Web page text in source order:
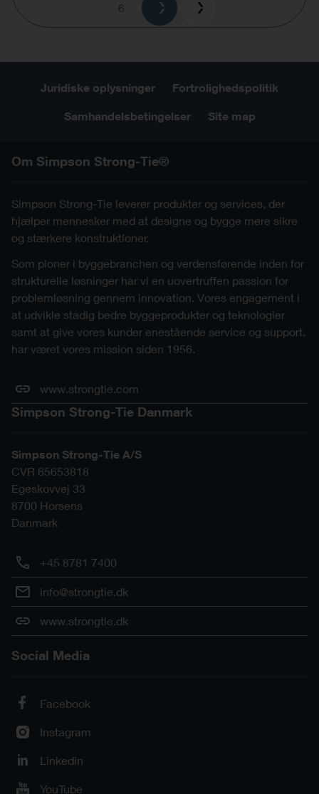
Page
6
Juridiske oplysninger Fortrolighedspolitik
Samhandelsbetingelser Site map
Om Simpson Strong-Tie®
Simpson Strong-Tie leverer produkter og services, der
hjælper mennesker med at designe og bygge mere sikre
og stærkere konstruktioner.
Som pioner i byggebranchen og verdensførende inden for
strukturelle løsninger har vi en uovertruffen passion for
problemløsning gennem innovation. Vores engagement i
at udvikle stadig bedre byggeprodukter og teknologier
samt at give vores kunder enestående service og support,
har været vores mission siden 1956.
www.strongtie.com
Simpson Strong-Tie Danmark
Simpson Strong-Tie A/S
CVR 65653818
Egeskovvej 33
8700 Horsens
Danmark
+45 8781 7400
info@strongtie.dk
www.strongtie.dk
Social Media
Facebook
Instagram
Linkedin
YouTube